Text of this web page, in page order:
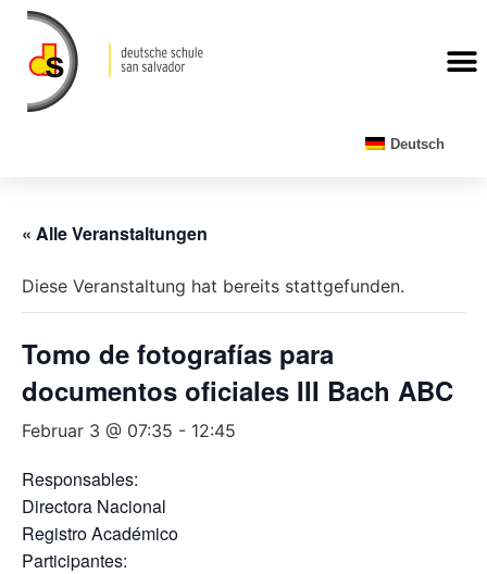
Deutsch
« Alle Veranstaltungen
Diese Veranstaltung hat bereits stattgefunden.
Tomo de fotografías para
documentos oficiales III Bach ABC
Februar 3 @ 07:35 - 12:45
Responsables:
Directora Nacional
Registro Académico
Participantes: